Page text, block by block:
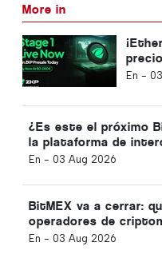
More in
En -
¿Es este el próximo
la plataforma de
desencadenar una
En - 03 Aug 2026
BitMEX va a cerrar:
operadores de
septiembre
En - 03 Aug 2026